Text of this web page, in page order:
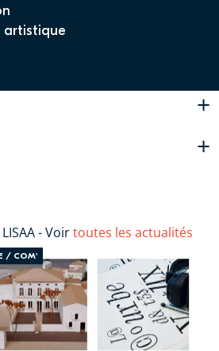
artistique
+
+
- Voirtoutes les actualités
/ COM'